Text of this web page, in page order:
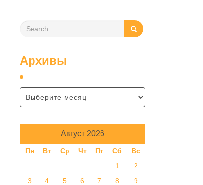
Архивы
Август 2026
Пн Вт Ср Чт Пт Сб
Вс
1
2
3
4 5 6 7 8
9